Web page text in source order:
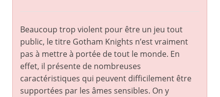
Beaucoup trop violent pour être un jeu tout
public, le titre Gotham Knights n’est vraiment
pas à mettre à portée de tout le monde. En
effet, il présente de nombreuses
caractéristiques qui peuvent difficilement être
supportées par les âmes sensibles. On y